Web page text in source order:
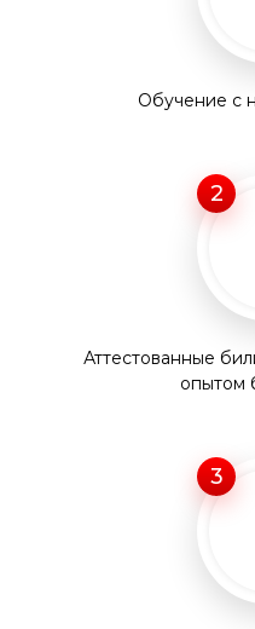
Обучение с
2
Аттестованные
опытом
3